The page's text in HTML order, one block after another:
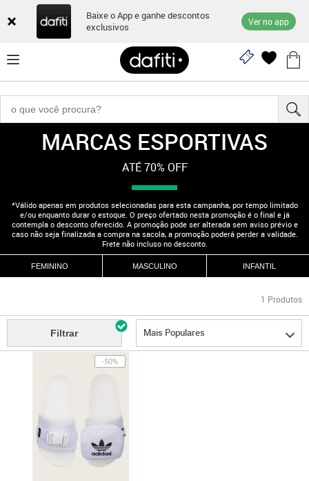
Baixe o App e ganhe descontos
exclusivos
Ver no app
"210000564"MARCAS ESPORTIVAS
ATÉ 70% OFF
*Válido apenas em produtos selecionadas para esta campanha, por tempo limitado
e/ou enquanto durar o estoque. O preço ofertado nesta promoção é o final e já
contempla o desconto oferecido. A promoção pode ser alterada sem aviso prévio e
caso não seja finalizada a compra na sacola, a promoção poderá perder a validade.
Frete não incluso no desconto.
FEMININO MASCULINO INFANTIL
1 Produtos
Filtrar Mais Populares
-50%